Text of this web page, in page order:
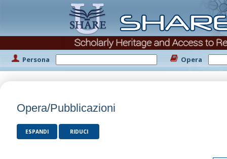
Persona Opera
Opera/Pubblicazioni
ESPANDI RIDUCI